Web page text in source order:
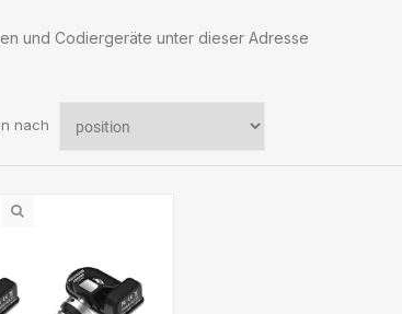
und Codiergeräte unter dieser Adresse
nach